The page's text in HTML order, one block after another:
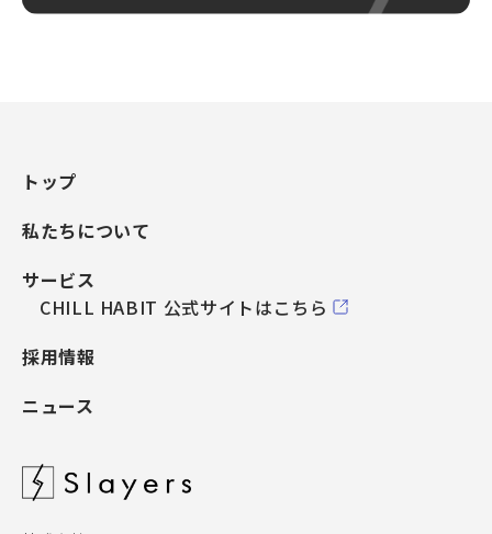
トップ
私たちについて
サービス
CHILL HABIT 公式サイトはこちら
採用情報
ニュース